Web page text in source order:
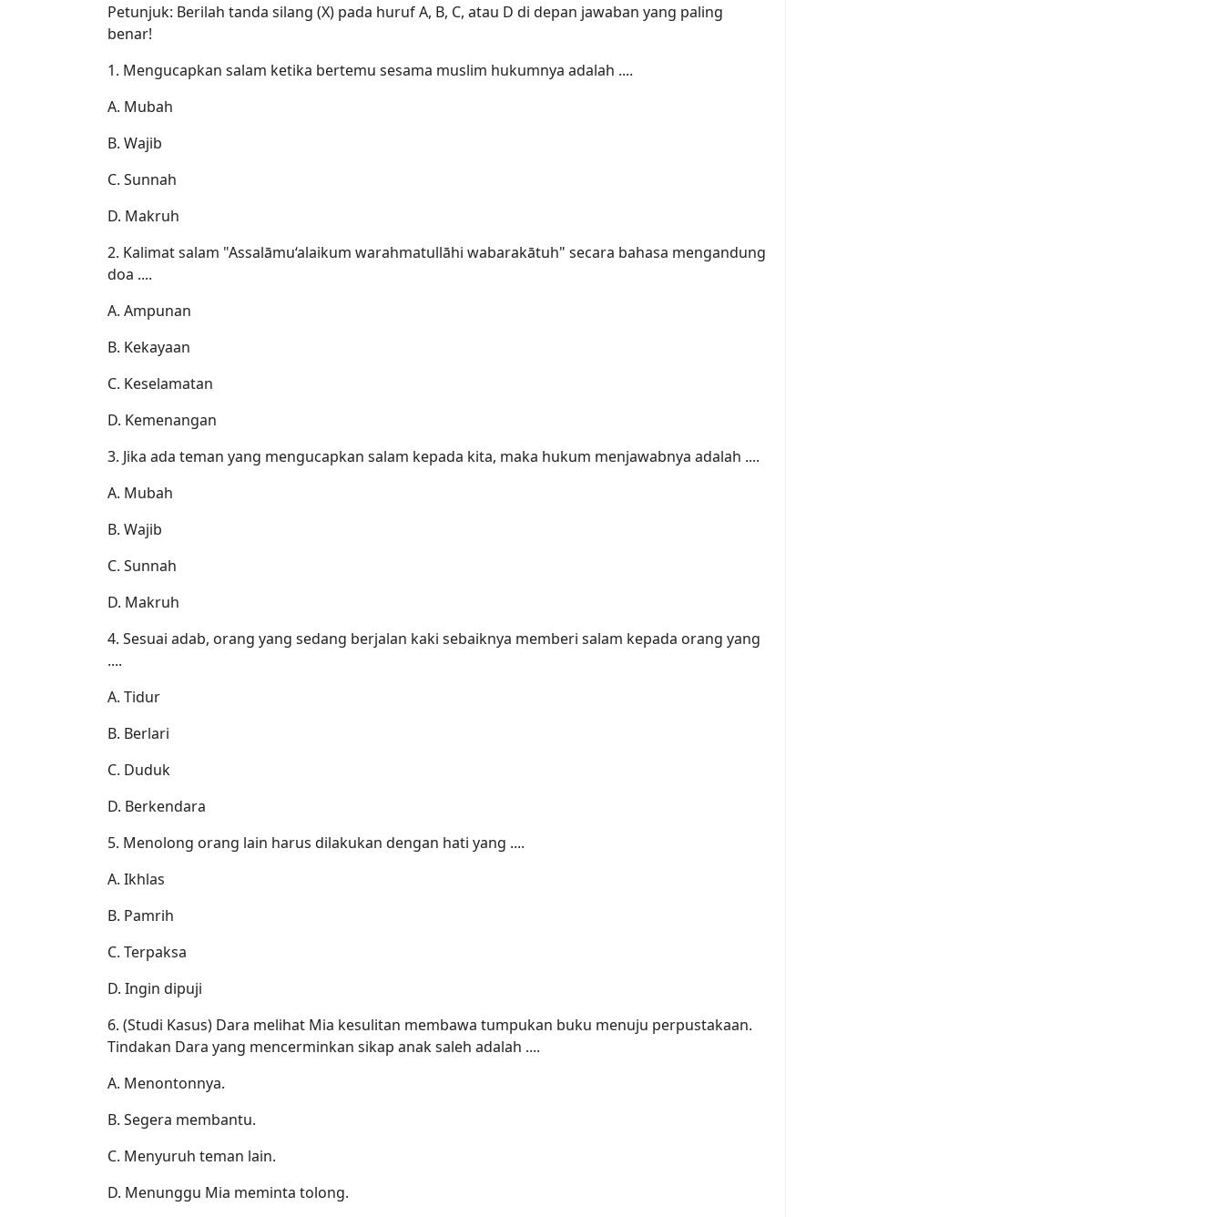
Petunjuk: Berilah tanda silang (X) pada huruf A, B, C, atau D di depan jawaban yang paling
benar!
1. Mengucapkan salam ketika bertemu sesama muslim hukumnya adalah ....
A. Mubah
B. Wajib
C. Sunnah
D. Makruh
2. Kalimat salam "Assalāmu‘alaikum warahmatullāhi wabarakātuh" secara bahasa mengandung
doa ....
A. Ampunan
B. Kekayaan
C. Keselamatan
D. Kemenangan
3. Jika ada teman yang mengucapkan salam kepada kita, maka hukum menjawabnya adalah ....
A. Mubah
B. Wajib
C. Sunnah
D. Makruh
4. Sesuai adab, orang yang sedang berjalan kaki sebaiknya memberi salam kepada orang yang
....
A. Tidur
B. Berlari
C. Duduk
D. Berkendara
5. Menolong orang lain harus dilakukan dengan hati yang ....
A. Ikhlas
B. Pamrih
C. Terpaksa
D. Ingin dipuji
6. (Studi Kasus) Dara melihat Mia kesulitan membawa tumpukan buku menuju perpustakaan.
Tindakan Dara yang mencerminkan sikap anak saleh adalah ....
A. Menontonnya.
B. Segera membantu.
C. Menyuruh teman lain.
D. Menunggu Mia meminta tolong.